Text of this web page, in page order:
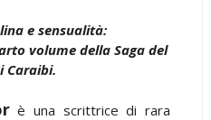
e sensualità:
volume della Saga del
Caraibi.
è una scrittrice di rara